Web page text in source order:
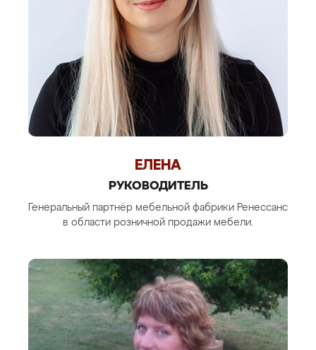
ЕЛЕНА
РУКОВОДИТЕЛЬ
Генеральный партнёр мебельной фабрики Ренессанс
в области розничной продажи мебели.